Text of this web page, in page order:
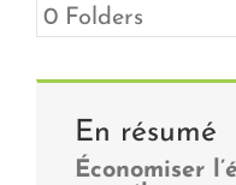
0 Folders
En résumé
Économiser